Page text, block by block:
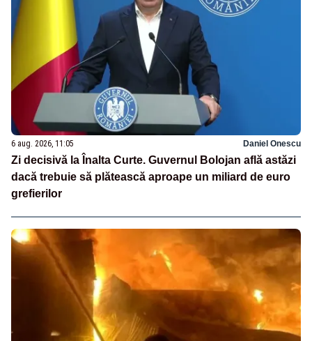
6 aug. 2026, 11:05 Daniel Onescu
Zi decisivă la Înalta Curte. Guvernul Bolojan află astăzi
dacă trebuie să plătească aproape un miliard de euro
grefierilor